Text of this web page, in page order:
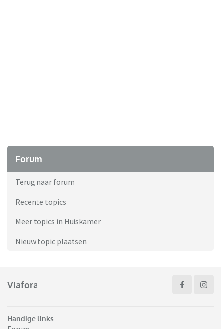
Forum
Terug naar forum
Recente topics
Meer topics in Huiskamer
Nieuw topic plaatsen
Viafora
Handige links